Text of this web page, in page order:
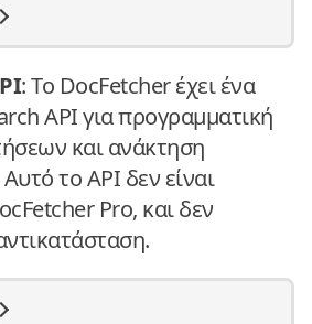
: Το DocFetcher έχει ένα
API για προγραμματική
και ανάκτηση
το API δεν είναι
Pro, και δεν